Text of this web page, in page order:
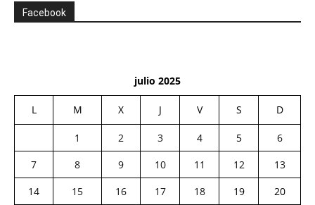
Facebook
julio 2025
L M X J V S D
1 2 3 4 5
6
7
8 9 10 11 12
13
14
15 16 17 18 19
20